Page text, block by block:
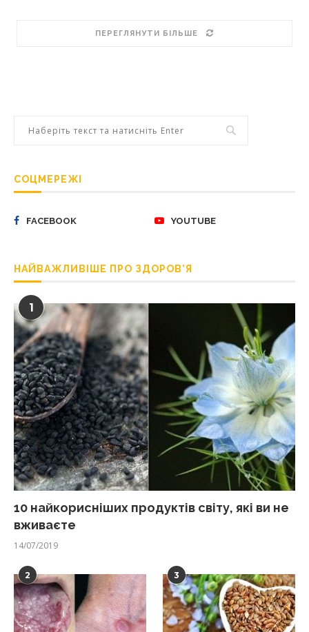
ПЕРЕГЛЯНУТИ БІЛЬШЕ
СОЦМЕРЕЖІ
FACEBOOK YOUTUBE
НАЙВАЖЛИВІШЕ ПРО ЗДОРОВ’Я
1
10 найкорисніших продуктів світу, які ви не
вживаєте
14/07/2019
2 3